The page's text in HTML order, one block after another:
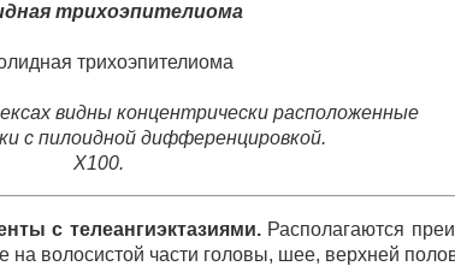
трихоэпителиома
видны концентрически расположенные
с пилоидной дифференцировкой.
Х100.
с телеангиэктазиями. Располагаются
на волосистой части головы, шее, верхней